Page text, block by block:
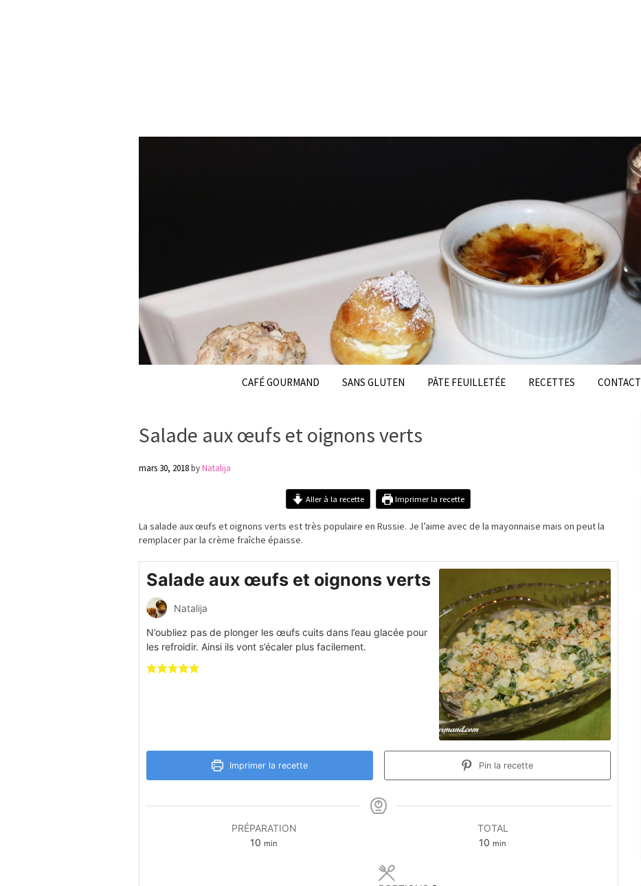
CAFÉ GOURMAND SANS GLUTEN PÂTE FEUILLETÉE RECETTES CONTACT
Salade aux œufs et oignons verts
mars 30, 2018byNatalija
Aller à la recette Imprimer la recette
La salade aux œufs et oignons verts est très populaire en Russie. Je l’aime avec de la mayonnaise mais on peut la
remplacer par la crème fraîche épaisse.
Salade aux œufs et oignons verts
Natalija
N’oubliez pas de plonger les œufs cuits dans l’eau glacée pour
les refroidir. Ainsi ils vont s’écaler plus facilement.
Imprimer la recette Pin la recette
PRÉPARATION
10 minutes
min
TOTAL
10 minutes
min